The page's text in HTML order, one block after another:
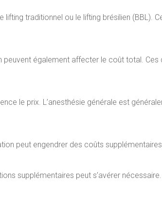
traditionnel ou le lifting brésilien (BBL).
peuvent également affecter le coût total.
le prix. L’anesthésie générale est
peut engendrer des coûts supplémentaires.
supplémentaires peut s’avérer nécessaire.